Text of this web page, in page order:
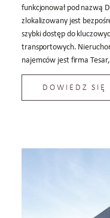
funkcjonował pod nazwą
zlokalizowany jest
szybki dostęp do
transportowych.
najemców jest firma
DOWIEDZ